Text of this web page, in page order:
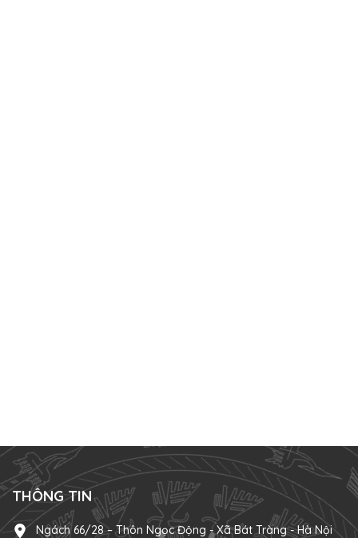
THÔNG TIN
Ngách 66/28 – Thôn Ngọc Động - Xã Bát Tràng - Hà Nội